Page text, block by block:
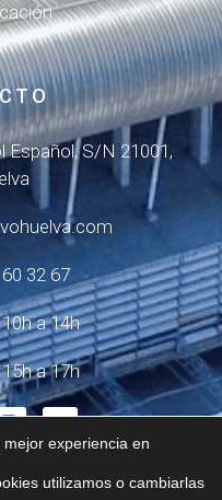
Español, S/N 21001,
32 67
a 14h
a 17h
experiencia en
utilizamos o cambiarlas